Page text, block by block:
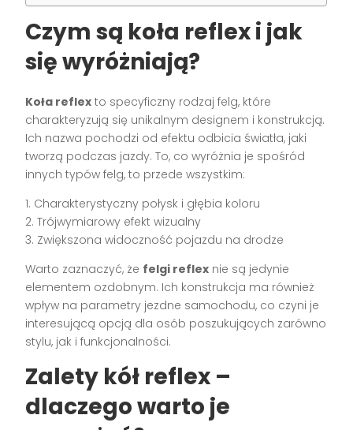
Czym są koła reflex i jak
się wyróżniają?
Koła reflex to specyficzny rodzaj felg, które
charakteryzują się unikalnym designem i konstrukcją.
Ich nazwa pochodzi od efektu odbicia światła, jaki
tworzą podczas jazdy. To, co wyróżnia je spośród
innych typów felg, to przede wszystkim:
1. Charakterystyczny połysk i głębia koloru
2. Trójwymiarowy efekt wizualny
3. Zwiększona widoczność pojazdu na drodze
Warto zaznaczyć, że felgi reflex nie są jedynie
elementem ozdobnym. Ich konstrukcja ma również
wpływ na parametry jezdne samochodu, co czyni je
interesującą opcją dla osób poszukujących zarówno
stylu, jak i funkcjonalności.
Zalety kół reflex –
dlaczego warto je